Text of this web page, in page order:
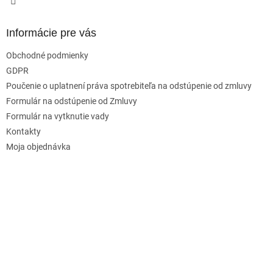
Informácie pre vás
Obchodné podmienky
GDPR
Poučenie o uplatnení práva spotrebiteľa na odstúpenie od zmluvy
Formulár na odstúpenie od Zmluvy
Formulár na vytknutie vady
Kontakty
Moja objednávka